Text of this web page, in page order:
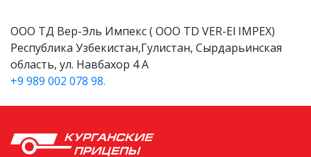
ООО ТД Вер-Эль Импекс ( ООО ТD VER-El IMPEX)
Республика Узбекистан,Гулистан, Сырдарьинская
область, ул. Навбахор 4 А
+9 989 002 078 98.